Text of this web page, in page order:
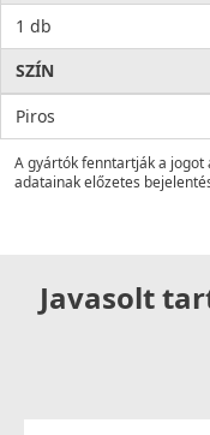
1 db
SZÍN
Piros
A gyártók fenntartják a jogot
adatainak előzetes
Javasolt